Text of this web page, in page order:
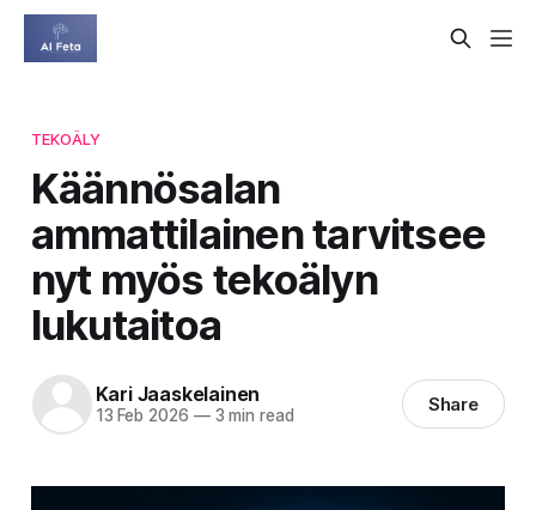
TEKOÄLY
Käännösalan
ammattilainen tarvitsee
nyt myös tekoälyn
lukutaitoa
Kari Jaaskelainen
13 Feb 2026 —3 min read Share